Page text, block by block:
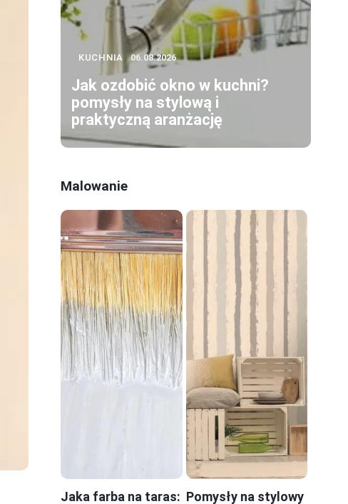
KUCHNIA 06.08.2026
Jak ozdobić okno w kuchni?
pomysły na stylową i
praktyczną aranżację
Malowanie
Jaka farba na taras: Pomysły na stylowy